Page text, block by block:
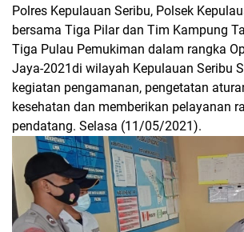
Polres Kepulauan Seribu, Polsek
bersama Tiga Pilar dan Tim Kampung
Tiga Pulau Pemukiman dalam rangka
Jaya-2021di wilayah Kepulauan Seribu
kegiatan pengamanan, pengetatan
kesehatan dan memberikan pelayanan
pendatang. Selasa (11/05/2021).